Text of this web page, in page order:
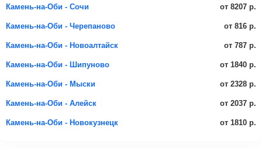
Камень-на-Оби - Сочи от 8207 р.
Камень-на-Оби - Черепаново от 816 р.
Камень-на-Оби - Новоалтайск от 787 р.
Камень-на-Оби - Шипуново от 1840 р.
Камень-на-Оби - Мыски от 2328 р.
Камень-на-Оби - Алейск от 2037 р.
Камень-на-Оби - Новокузнецк от 1810 р.